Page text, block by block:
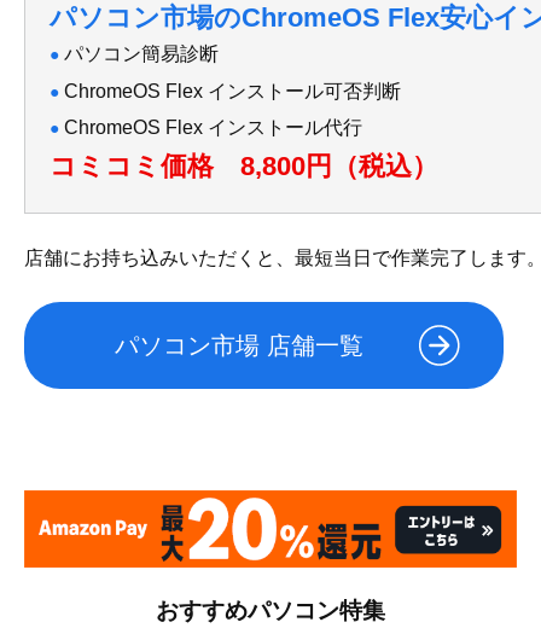
パソコン市場のChromeOS Flex安心イ
パソコン簡易診断
ChromeOS Flex インストール可否判断
ChromeOS Flex インストール代行
コミコミ価格 8,800円
店舗にお持ち込みいただくと、最短当日で作業完了します
パソコン市場 店舗一覧
おすすめパソコン特集